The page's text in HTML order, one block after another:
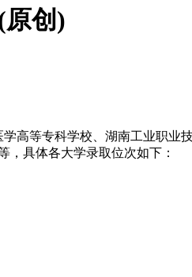
原创)
高等专科学校、湖南工业职业
，具体各大学录取位次如下：